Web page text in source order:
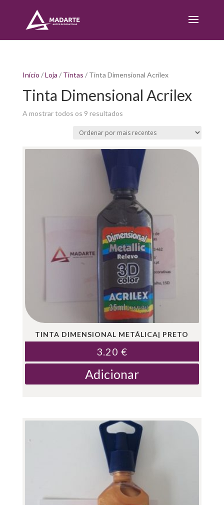
Início /Loja / Tintas / Tinta Dimensional Acrilex
Tinta Dimensional Acrilex
A mostrar todos os 9 resultadosSorted
latest
TINTA DIMENSIONAL METÁLICA| PRETO
3.20 €
Adicionar